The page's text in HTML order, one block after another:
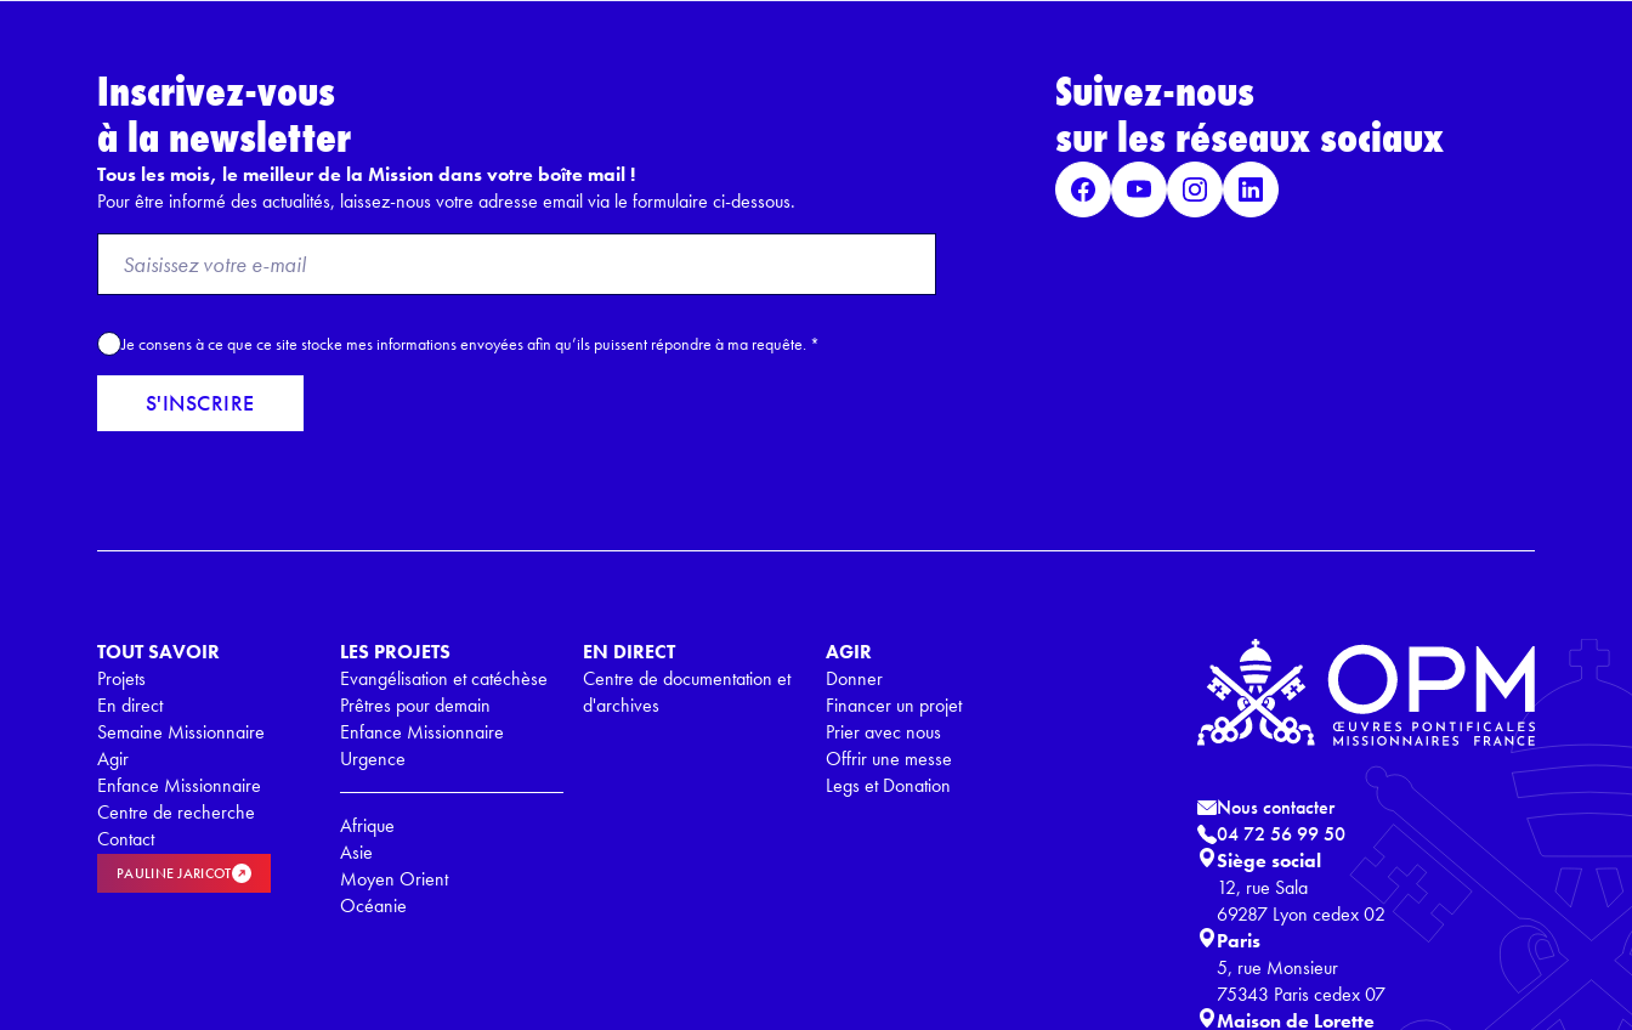
Inscrivez-vous
à la newsletter
Tous les mois, le meilleur de la Mission dans votre boîte mail !
Pour être informé des actualités, laissez-nous votre adresse email via le formulaire ci-dessous.
o
E
m
i
A
c
P
Je consens à ce que ce site stocke mes informations envoyées afin qu’ils puissent répondre à ma requête. *
S'INSCRIRE
Suivez-nous
sur les réseaux sociaux
TOUT SAVOIR
Projets
En direct
Semaine Missionnaire
Agir
Enfance Missionnaire
Centre de recherche
Contact
PAULINE JARICOT
LES PROJETS
Evangélisation et catéchèse
Prêtres pour demain
Enfance Missionnaire
Urgence
Afrique
Asie
Moyen Orient
Océanie
EN DIRECT
Centre de documentation et
d'archives
AGIR
Donner
Financer un projet
Prier avec nous
Offrir une messe
Legs et Donation
Nous contacter
04 72 56 99 50
Siège social
12, rue Sala
69287 Lyon cedex 02
Paris
5, rue Monsieur
75343 Paris cedex 07
Maison de Lorette